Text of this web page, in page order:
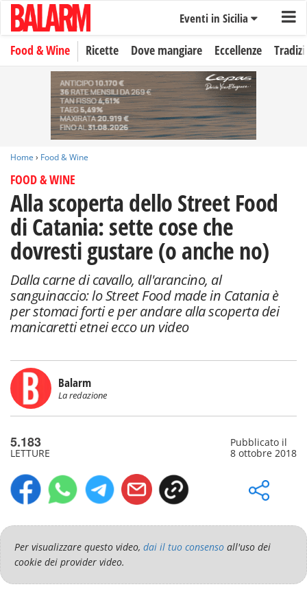
Eventi in Sicilia
Food & Wine Ricette Dove mangiare Eccellenze
Home › Food & Wine
FOOD & WINE
Alla scoperta dello Street Food
di Catania: sette cose che
dovresti gustare (o anche no)
Dalla carne di cavallo, all'arancino, al
sanguinaccio: lo Street Food made in Catania è
per stomaci forti e per andare alla scoperta dei
manicaretti etnei ecco un video
Balarm
La redazione
5.183
LETTURE
Pubblicato il
8 ottobre 2018
Per visualizzare questo video, dai il tuo consenso all'uso dei
cookie dei provider video.